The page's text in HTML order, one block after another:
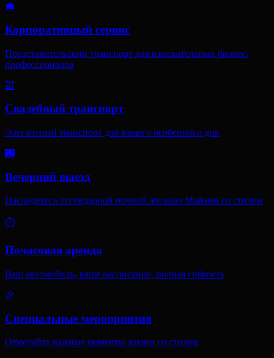
💼
Корпоративный сервис
Представительский транспорт для взыскательных бизнес-
профессионалов
💒
Свадебный транспорт
Элегантный транспорт для вашего особенного дня
🌃
Вечерний выезд
Насладитесь легендарной ночной жизнью Майами со стилем
⏱️
Почасовая аренда
Ваш автомобиль, ваше расписание, полная гибкость
🎉
Специальные мероприятия
Отмечайте важные моменты жизни со стилем